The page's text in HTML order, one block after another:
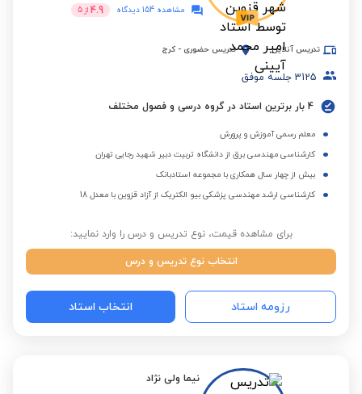
مشاهده 154 دیدگاه
4.9 از 5
تدریس آنلاین تدریس حضوری - کرج
3125 جلسه موفق
4 بار برترین استاد در گروه درسی و فصول مختلف
معلم رسمی آموزش و پرورش
کارشناسی مهندسی برق از دانشگاه تربیت دبیر شهید رجایی تهران
بیش از چهار سال همکاری با مجموعه استادبانک
کارشناسی ارشد مهندسی پزشکی بیو الکتریک از آزاد قزوین با معدل 18
برای مشاهده قیمت، نوع تدریس و درس را وارد نمایید:
انتخاب نوع تدریس و درس
رزومه استاد انتخاب استاد
نیما ولی نژاد